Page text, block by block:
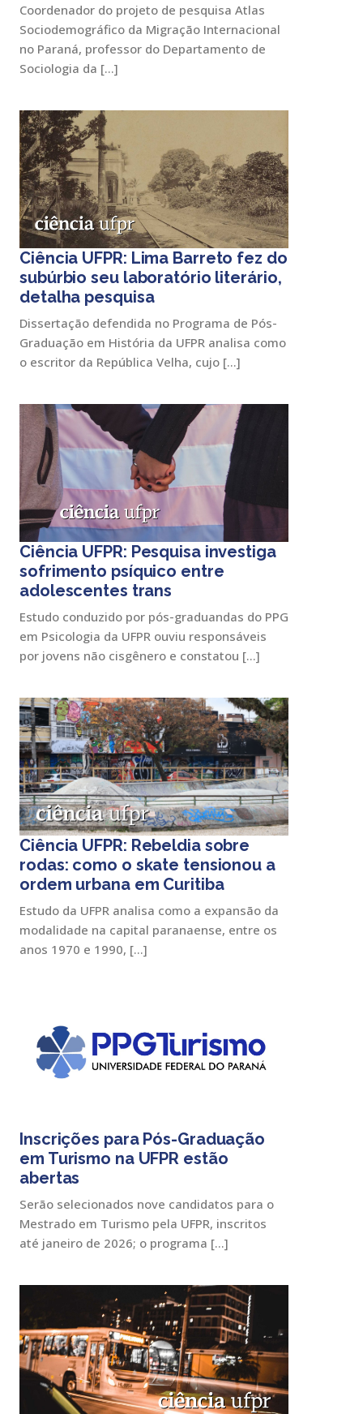
Coordenador do projeto de pesquisa Atlas
Sociodemográfico da Migração Internacional
no Paraná, professor do Departamento de
Sociologia da […]
Ciência UFPR: Lima Barreto fez do
subúrbio seu laboratório literário,
detalha pesquisa
Dissertação defendida no Programa de Pós-
Graduação em História da UFPR analisa como
o escritor da República Velha, cujo […]
Ciência UFPR: Pesquisa investiga
sofrimento psíquico entre
adolescentes trans
Estudo conduzido por pós-graduandas do PPG
em Psicologia da UFPR ouviu responsáveis
por jovens não cisgênero e constatou […]
Ciência UFPR: Rebeldia sobre
rodas: como o skate tensionou a
ordem urbana em Curitiba
Estudo da UFPR analisa como a expansão da
modalidade na capital paranaense, entre os
anos 1970 e 1990, […]
Inscrições para Pós-Graduação
em Turismo na UFPR estão
abertas
Serão selecionados nove candidatos para o
Mestrado em Turismo pela UFPR, inscritos
até janeiro de 2026; o programa […]